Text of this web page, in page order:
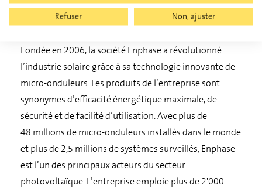
Fondée en 2006, la société Enphase a révolutionné
l’industrie solaire grâce à sa technologie innovante de
micro-onduleurs. Les produits de l’entreprise sont
synonymes d’efficacité énergétique maximale, de
sécurité et de facilité d’utilisation. Avec plus de
48 millions de micro-onduleurs installés dans le monde
et plus de 2,5 millions de systèmes surveillés, Enphase
est l’un des principaux acteurs du secteur
photovoltaïque. L’entreprise emploie plus de 2'000
Refuser
Non, ajuster